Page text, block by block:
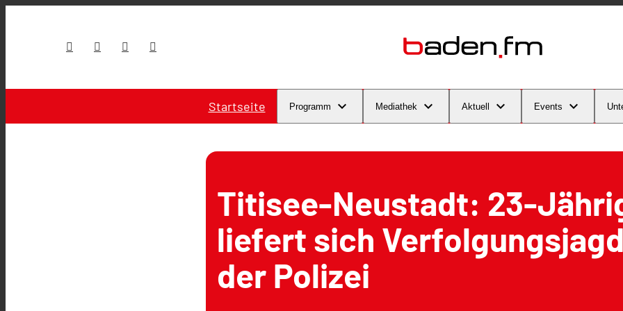
Startseite Programm Mediathek Aktuell Events
Titisee-Neustadt: 23-
liefert sich
der Polizei